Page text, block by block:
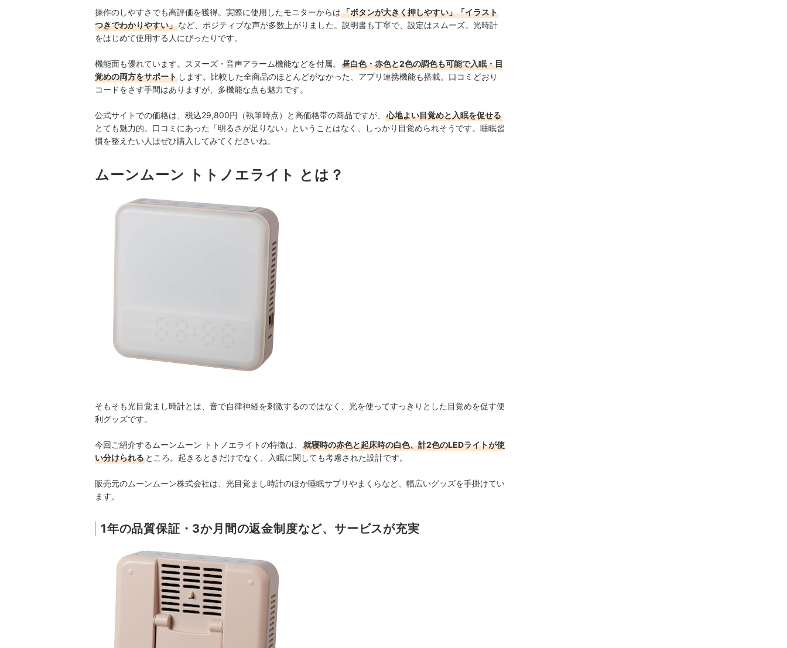
操作のしやすさでも高評価を獲得。実際に使用したモニターからは「ボタンが大きく押しやすい」「イラスト
つきでわかりやすい」など、ポジティブな声が多数上がりました。説明書も丁寧で、設定はスムーズ。光時計
をはじめて使用する人にぴったりです。
機能面も優れています。スヌーズ・音声アラーム機能などを付属。 昼白色・赤色と2色の調色も可能で入眠・目
覚めの両方をサポート します。比較した全商品のほとんどがなかった、アプリ連携機能も搭載。 口コミどおり
コードをさす手間はありますが、多機能な点も魅力です。
公式サイトでの価格は、税込29,800円（執筆時点）と高価格帯の商品ですが、
心地よい目覚めと入眠を促せる
とても魅力的。口コミにあった「明るさが足りない」ということはなく、しっかり目覚められそうです。睡眠習
慣を整えたい人はぜひ購入してみてくださいね。
ムーンムーン トトノエライト とは？
そもそも光目覚まし時計とは、音で自律神経を刺激するのではなく、光を使ってすっきりとした目覚めを促す便
利グッズです。
今回ご紹介するムーンムーン トトノエライトの特徴は、
就寝時の赤色と起床時の白色、計2色のLEDライトが使
い分けられる ところ。起きるときだけでなく、入眠に関しても考慮された設計です。
販売元のムーンムーン株式会社は、光目覚まし時計のほか睡眠サプリやまくらなど、幅広いグッズを手掛けてい
ます。
1年の品質保証・3か月間の返金制度など、サービスが充実